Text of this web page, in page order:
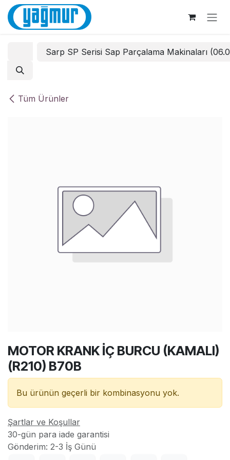
İçereği Atla
Tüm Ürünler
Sarp SP Serisi Sap Parçalama Makinaları
MOTOR KRANK İÇ BURCU (KAMALI)
(R210) B70B
Bu ürünün geçerli bir kombinasyonu yok.
Şartlar ve Koşullar
30-gün para iade garantisi
Gönderim: 2-3 İş Günü